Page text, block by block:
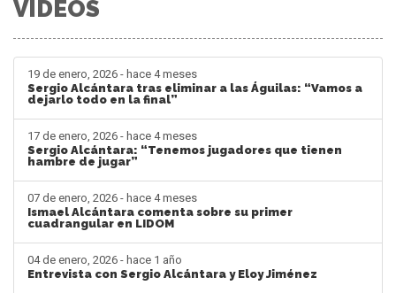
VIDEOS
19 de enero, 2026 - hace 4 meses
Sergio Alcántara tras eliminar a las Águilas: “Vamos a
dejarlo todo en la final”
17 de enero, 2026 - hace 4 meses
Sergio Alcántara: “Tenemos jugadores que tienen
hambre de jugar”
07 de enero, 2026 - hace 4 meses
Ismael Alcántara comenta sobre su primer
cuadrangular en LIDOM
04 de enero, 2026 - hace 1 año
Entrevista con Sergio Alcántara y Eloy Jiménez